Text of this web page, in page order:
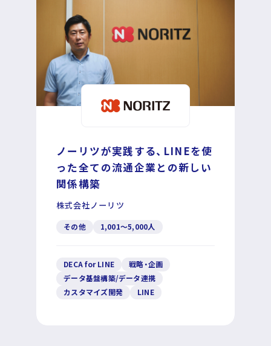
運営企業
個人情報保護方針
プライバシーポリシー
ノーリツが実践する、LINEを使
った全ての流通企業との新しい
関係構築
株式会社ノーリツ
その他 1,001〜5,000人
DECA for LINE
戦略・企画
データ基盤構築/データ連携
カスタマイズ開発
LINE